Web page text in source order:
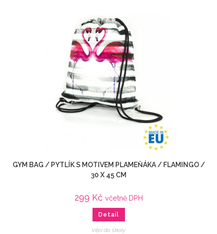
GYM BAG / PYTLÍK S MOTIVEM PLAMEŇÁKA / FLAMINGO /
30 X 45 CM
299 Kč včetně DPH
Detail
Věci do školy